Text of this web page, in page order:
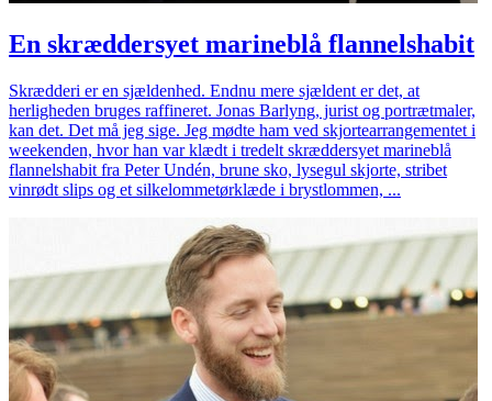
En skræddersyet marineblå flannelshabit
Skrædderi er en sjældenhed. Endnu mere sjældent er det, at
herligheden bruges raffineret. Jonas Barlyng, jurist og portrætmaler,
kan det. Det må jeg sige. Jeg mødte ham ved skjortearrangementet i
weekenden, hvor han var klædt i tredelt skræddersyet marineblå
flannelshabit fra Peter Undén, brune sko, lysegul skjorte, stribet
vinrødt slips og et silkelommetørklæde i brystlommen, ...